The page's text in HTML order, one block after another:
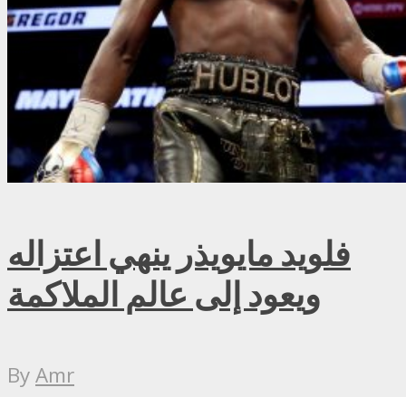
فلويد مايويذر ينهي اعتزاله
ويعود إلى عالم الملاكمة
ByAmr